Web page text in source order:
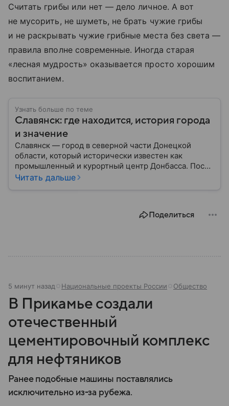
Считать грибы или нет — дело личное. А вот
не мусорить, не шуметь, не брать чужие грибы
и не раскрывать чужие грибные места без света —
правила вполне современные. Иногда старая
«лесная мудрость» оказывается просто хорошим
воспитанием.
Узнать больше по теме
Славянск: где находится, история города
и значение
Славянск — город в северной части Донецкой
области, который исторически известен как
промышленный и курортный центр Донбасса. После
начала вооруженного конфликта на Донбассе в
чем он известен и какую роль играет в российско-
Читать дальше
Поделиться
5 минут назад Национальные проекты России Общество
В Прикамье создали
отечественный
цементировочный комплекс
для нефтяников
Ранее подобные машины поставлялись
исключительно из-за рубежа.